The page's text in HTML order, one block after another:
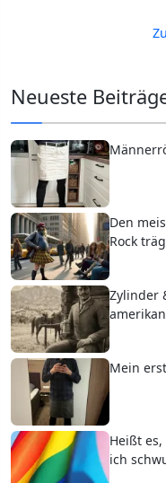
Neueste
Den
Rock
Zylinder
Mein
Heißt
ich